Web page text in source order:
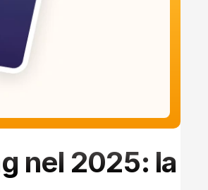
nel 2025: la